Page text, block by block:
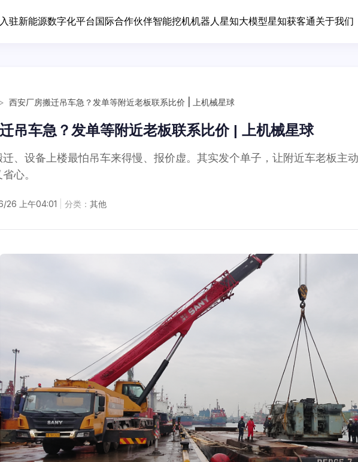
驻新能源数字化平台 国际合作伙伴智能挖机机器人 星知大模型星知获客通关于我们
> 西安厂房搬迁吊车急？发单等附近老板联系比价 | 上机械星球
吊车急？发单等附近老板联系比价 | 上机械星球
、设备上楼最怕吊车来得慢、报价虚。其实发个单子，让附近车老板主
心。
26 上午04:01 分类： 其他